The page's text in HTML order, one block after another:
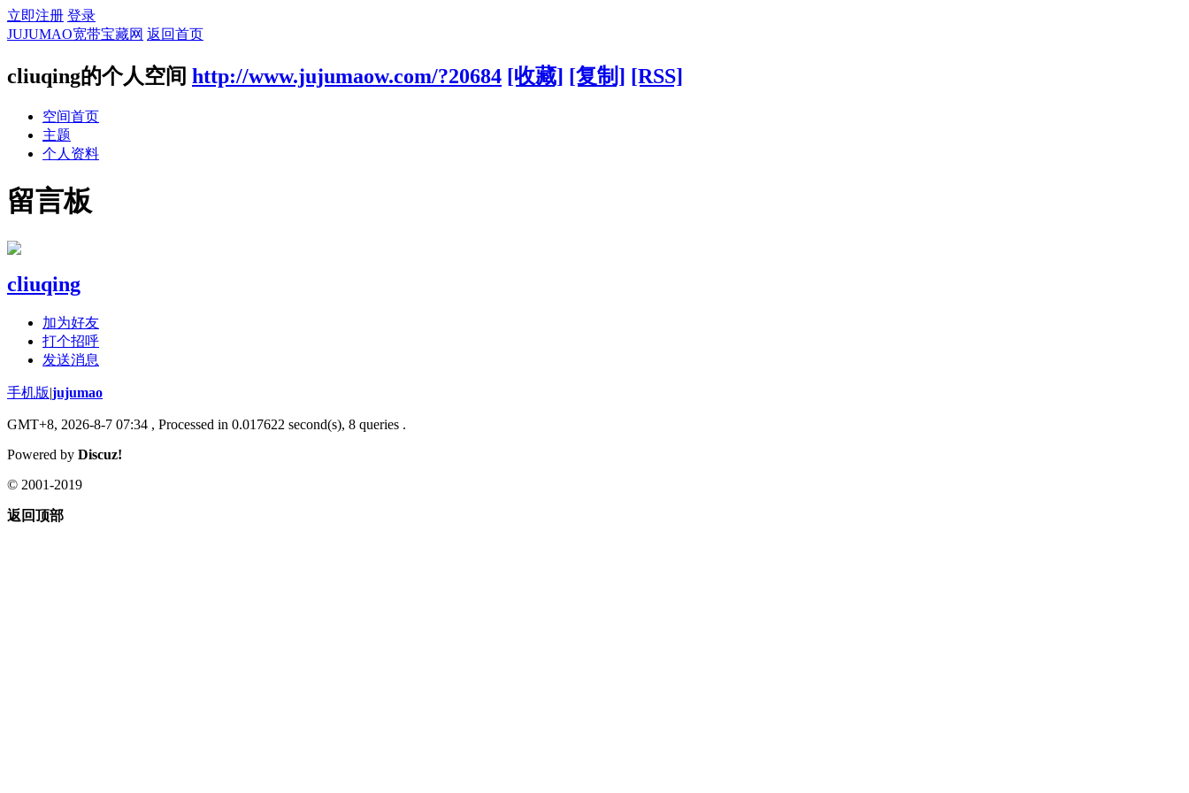
立即注册 登录
JUJUMAO宽带宝藏网 返回首页
cliuqing的个人空间 http://www.jujumaow.com/?20684 [收藏] [复制] [RSS]
空间首页
主题
个人资料
留言板
cliuqing
加为好友
打个招呼
发送消息
手机版|jujumao
GMT+8, 2026-8-7 07:34 , Processed in 0.017622 second(s), 8 queries .
Powered by Discuz!
© 2001-2019
返回顶部